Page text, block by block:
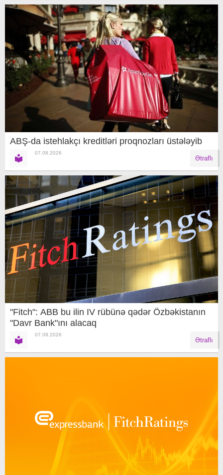
ABŞ-da istehlakçı kreditləri proqnozları üstələyib
07.08.2026
Ətraflı
"Fitch": ABB bu ilin IV rübünə qədər Özbəkistanın
"Davr Bank"ını alacaq
07.08.2026
Ətraflı